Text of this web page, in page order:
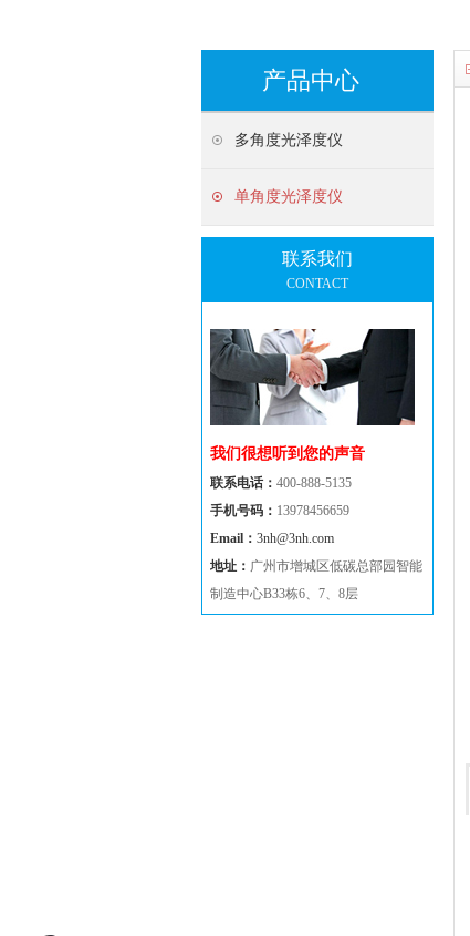
产品中心
多角度光泽度仪
单角度光泽度仪
联系我们
CONTACT
我们很想听到您的声音
联系电话： 400-888-5135
手机号码： 13978456659
Email： 3nh@3nh.com
地址： 广州市增城区低碳总部园智能
制造中心B33栋6、7、8层